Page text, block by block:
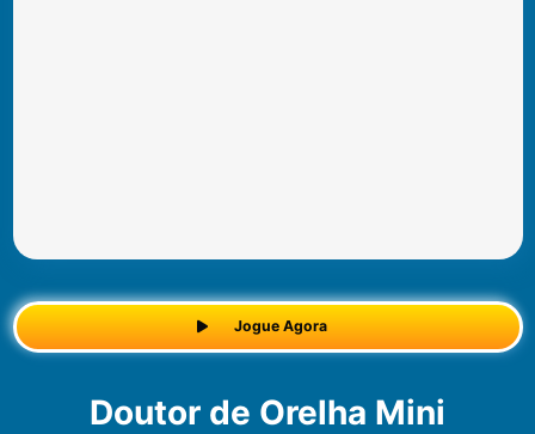
Jogue Agora
Doutor de Orelha Mini